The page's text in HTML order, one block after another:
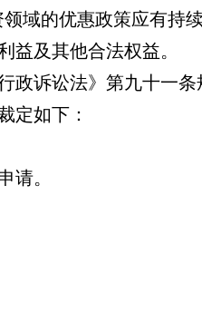
域的优惠政策应有持
益及其他合法权益。
政诉讼法》第九十一
定如下：
请。